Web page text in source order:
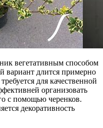
вегетативным способом
вариант длится примерно
для качественной
организовать
с помощью черенков.
декоративность